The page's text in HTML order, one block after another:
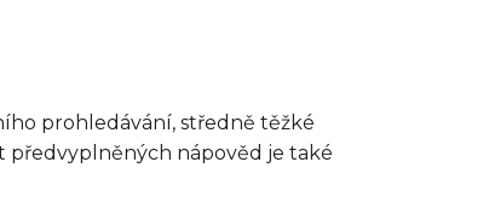
prohledávání, středně těžké
předvyplněných nápověd je také